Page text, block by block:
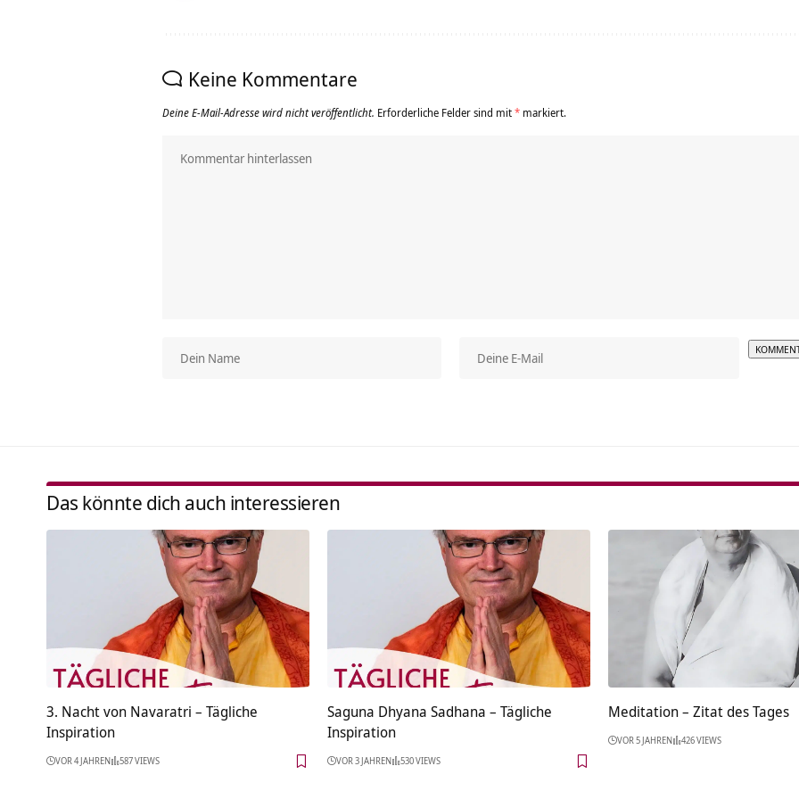
Keine Kommentare
Deine E-Mail-Adresse wird nicht veröffentlicht. Erforderliche Felder sind mit* markiert.
Das könnte dich auch interessieren
3. Nacht von Navaratri – Tägliche
Inspiration
VOR 4 JAHREN 587 VIEWS
Saguna Dhyana Sadhana – Tägliche
Inspiration
VOR 3 JAHREN 530 VIEWS
Meditation – Zitat des Tages
VOR 5 JAHREN 426 VIEWS